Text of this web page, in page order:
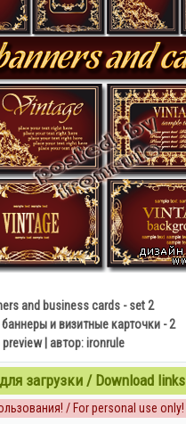
and business cards - set 2
и визитные карточки - 2
preview | автор: ironrule
загрузки / Download links
/ For personal use only!